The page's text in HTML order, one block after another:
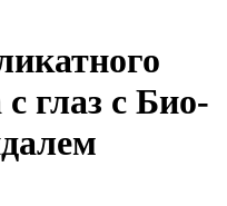
глаз c Био-